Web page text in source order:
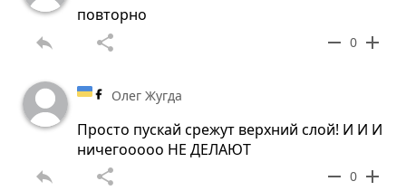
повторно
reply share remove 0 add
Олег Жугда
Просто пускай срежут верхний слой! И И И
ничегооооо НЕ ДЕЛАЮТ
reply share remove 0 add